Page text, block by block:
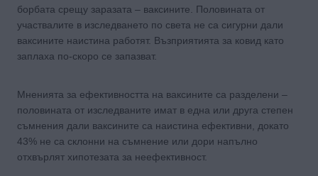
борбата срещу заразата – ваксините. Половината от
участвалите в изследването по света не са сигурни дали
ваксините наистина работят. Възприятията за ковид като
заплаха по-скоро се запазват.
Мненията за ефективността на ваксините са разделени –
половината от изследваните имат в една или друга степен
съмнения дали ваксините са наистина ефективни, докато
43% не са склонни на съмнение или дори напълно
отхвърлят хипотезата за неефективност.